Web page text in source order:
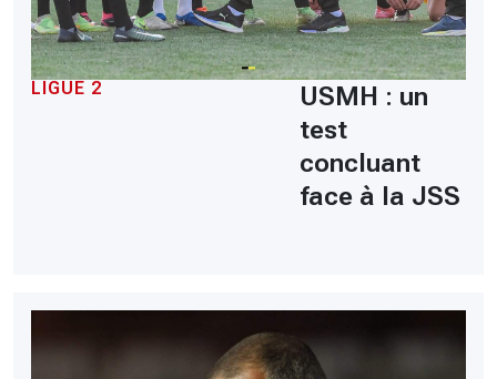
LIGUE 2
USMH : un
test
concluant
face à la JSS